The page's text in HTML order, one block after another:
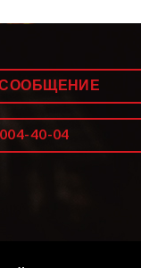
40-04